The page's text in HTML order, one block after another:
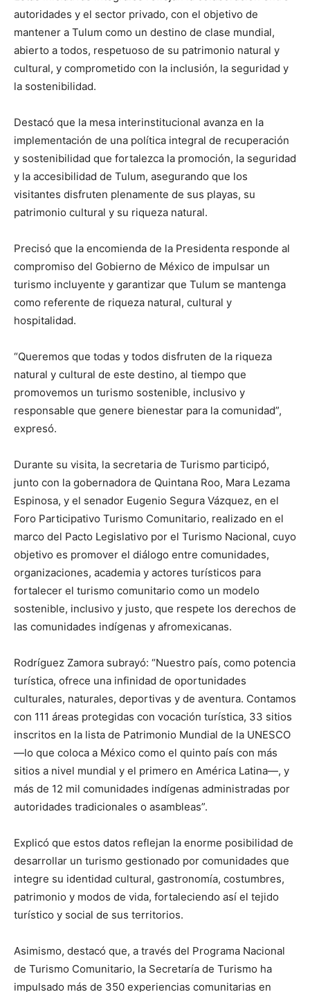
autoridades y el sector privado, con el objetivo de
mantener a Tulum como un destino de clase mundial,
abierto a todos, respetuoso de su patrimonio natural y
cultural, y comprometido con la inclusión, la seguridad y
la sostenibilidad.
Destacó que la mesa interinstitucional avanza en la
implementación de una política integral de recuperación
y sostenibilidad que fortalezca la promoción, la seguridad
y la accesibilidad de Tulum, asegurando que los
visitantes disfruten plenamente de sus playas, su
patrimonio cultural y su riqueza natural.
Precisó que la encomienda de la Presidenta responde al
compromiso del Gobierno de México de impulsar un
turismo incluyente y garantizar que Tulum se mantenga
como referente de riqueza natural, cultural y
hospitalidad.
“Queremos que todas y todos disfruten de la riqueza
natural y cultural de este destino, al tiempo que
promovemos un turismo sostenible, inclusivo y
responsable que genere bienestar para la comunidad”,
expresó.
Durante su visita, la secretaria de Turismo participó,
junto con la gobernadora de Quintana Roo, Mara Lezama
Espinosa, y el senador Eugenio Segura Vázquez, en el
Foro Participativo Turismo Comunitario, realizado en el
marco del Pacto Legislativo por el Turismo Nacional, cuyo
objetivo es promover el diálogo entre comunidades,
organizaciones, academia y actores turísticos para
fortalecer el turismo comunitario como un modelo
sostenible, inclusivo y justo, que respete los derechos de
las comunidades indígenas y afromexicanas.
Rodríguez Zamora subrayó: “Nuestro país, como potencia
turística, ofrece una infinidad de oportunidades
culturales, naturales, deportivas y de aventura. Contamos
con 111 áreas protegidas con vocación turística, 33 sitios
inscritos en la lista de Patrimonio Mundial de la UNESCO
—lo que coloca a México como el quinto país con más
sitios a nivel mundial y el primero en América Latina—, y
más de 12 mil comunidades indígenas administradas por
autoridades tradicionales o asambleas”.
Explicó que estos datos reflejan la enorme posibilidad de
desarrollar un turismo gestionado por comunidades que
integre su identidad cultural, gastronomía, costumbres,
patrimonio y modos de vida, fortaleciendo así el tejido
turístico y social de sus territorios.
Asimismo, destacó que, a través del Programa Nacional
de Turismo Comunitario, la Secretaría de Turismo ha
impulsado más de 350 experiencias comunitarias en